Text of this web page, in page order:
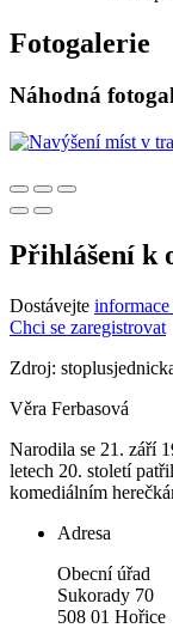
Fotogalerie
Náhodná
Přihlášení k
Dostávejte informace
Chci se zaregistrovat
Zdroj:
Věra Ferbasová
Narodila se 21. září
letech 20. století
komediálním
Adresa
Obecní úřad
Sukorady 70
508 01 Hořice